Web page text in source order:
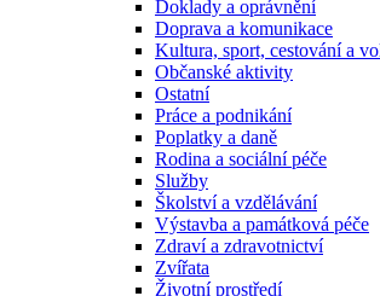
Doklady a oprávnění
Doprava a komunikace
Kultura, sport, cestování a
Občanské aktivity
Ostatní
Práce a podnikání
Poplatky a daně
Rodina a sociální péče
Služby
Školství a vzdělávání
Výstavba a památková péče
Zdraví a zdravotnictví
Zvířata
Životní prostředí